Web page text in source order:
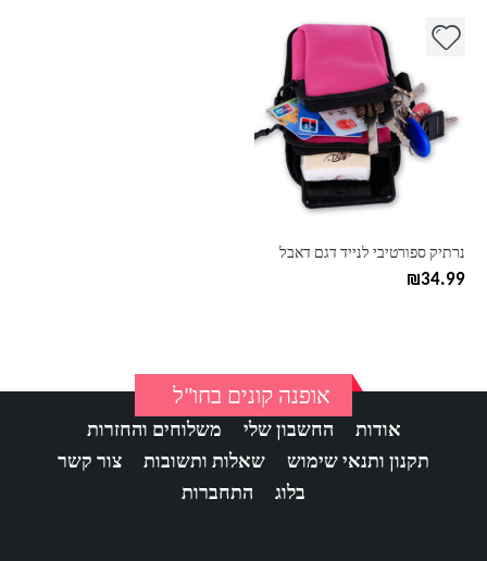
נרתיק ספורטיבי לנייד דגם דאבל
₪34.99
למוצר
סוגים.
אופנה קונים בחו"ל
אודות החשבון שלי
משלוחים והחזרות
תקנון ותנאי שימוש
שאלות ותשובות
צור קשר
בלוג
התחברות